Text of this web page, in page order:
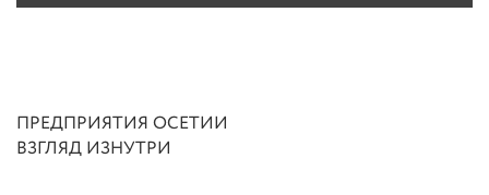
ПРЕДПРИЯТИЯ ОСЕТИИ
ВЗГЛЯД ИЗНУТРИ